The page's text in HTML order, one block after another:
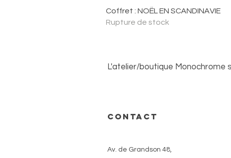
Aperçu rapide
Coffret : NOËL EN SCANDINAVIE
Rupture de stock
L'atelier/boutique Monochrome
CONTACT
Av. de Grandson 48,